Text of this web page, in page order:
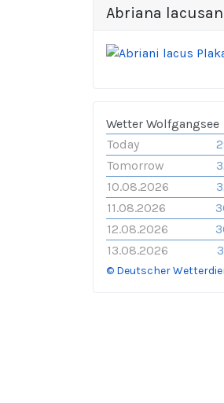
Abriana
Wetter Wolfgangsee
Today
Tomorrow
10.08.2026
11.08.2026
12.08.2026
13.08.2026
© Deutscher